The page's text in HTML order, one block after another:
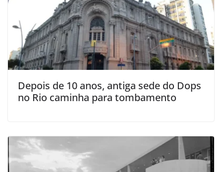
Depois de 10 anos, antiga sede do Dops
no Rio caminha para tombamento